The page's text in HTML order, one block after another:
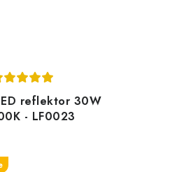
reflektor 30W
- LF0023